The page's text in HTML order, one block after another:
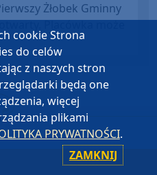
Żłobek Gminny
Placówka może
cookie Strona
do celów
z naszych stron
będą one
więcej
plikami
PRYWATNOŚCI.
ZAMKNIJ